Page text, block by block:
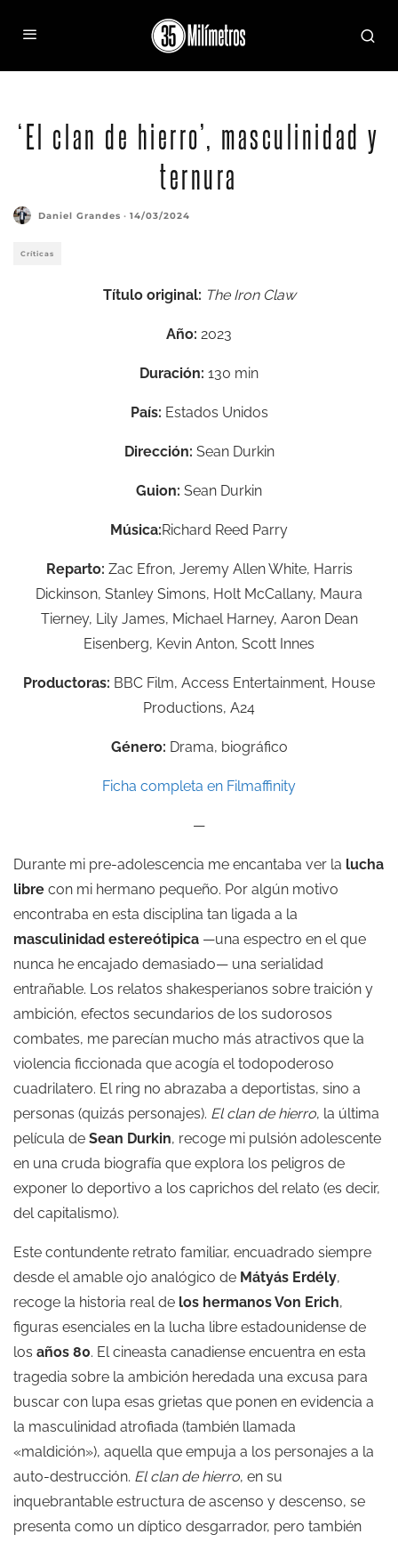
‘El clan de hierro’, masculinidad y
ternura
Daniel Grandes · 14/03/2024
Críticas
Título original: The Iron Claw
Año: 2023
Duración: 130 min
País: Estados Unidos
Dirección: Sean Durkin
Guion: Sean Durkin
Música:Richard Reed Parry
Reparto: Zac Efron, Jeremy Allen White, Harris
Dickinson, Stanley Simons, Holt McCallany, Maura
Tierney, Lily James, Michael Harney, Aaron Dean
Eisenberg, Kevin Anton, Scott Innes
Productoras: BBC Film, Access Entertainment, House
Productions, A24
Género: Drama, biográfico
Ficha completa en Filmaffinity
—
Durante mi pre-adolescencia me encantaba ver la lucha
libre con mi hermano pequeño. Por algún motivo
encontraba en esta disciplina tan ligada a la
masculinidad estereótipica —una espectro en el que
nunca he encajado demasiado— una serialidad
entrañable. Los relatos shakesperianos sobre traición y
ambición, efectos secundarios de los sudorosos
combates, me parecían mucho más atractivos que la
violencia ficcionada que acogía el todopoderoso
cuadrilatero. El ring no abrazaba a deportistas, sino a
personas (quizás personajes). El clan de hierro, la última
película de Sean Durkin, recoge mi pulsión adolescente
en una cruda biografía que explora los peligros de
exponer lo deportivo a los caprichos del relato (es decir,
del capitalismo).
Este contundente retrato familiar, encuadrado siempre
desde el amable ojo analógico de Mátyás Erdély,
recoge la historia real de los hermanos Von Erich,
figuras esenciales en la lucha libre estadounidense de
los años 80. El cineasta canadiense encuentra en esta
tragedia sobre la ambición heredada una excusa para
buscar con lupa esas grietas que ponen en evidencia a
la masculinidad atrofiada (también llamada
«maldición»), aquella que empuja a los personajes a la
auto-destrucción. El clan de hierro, en su
inquebrantable estructura de ascenso y descenso, se
presenta como un díptico desgarrador, pero también